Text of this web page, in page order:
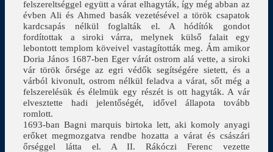
felszereltséggel együtt a várat elhagyták, így még abban az
évben Ali és Ahmed basák vezetésével a török csapatok
kardcsapás nélkül foglalták el. A hódítók gondot
fordítottak a siroki várra, melynek külső falait egy
lebontott templom köveivel vastagították meg. Ám amikor
Doria János 1687-ben Eger várát ostrom alá vette, a siroki
vár török őrsége az egri védők segítségére sietett, és a
várból kivonult, ostrom nélkül feladva a várat, sőt még a
felszerelésük és élelmük egy részét is ott hagyták. A vár
elvesztette hadi jelentőségét, idővel állapota tovább
romlott.
1693-ban Bagni marquis birtoka lett, aki komoly anyagi
erőket megmozgatva rendbe hozatta a várat és császári
őrséggel látta el. A II. Rákóczi Ferenc vezette